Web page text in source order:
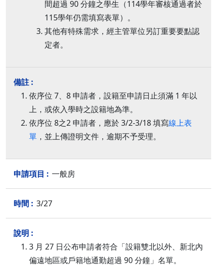
間超過 90 分鐘之學生（114學年審核通過者於
115學年仍需填寫表單）。
其他有特殊需求，經主管單位另訂重要要點認
定者。
依序位 7、8 申請者，設籍至申請日止須滿 1 年以
上，或依入學時之設籍地為準。
依序位 8之2 申請者，應於 3/2-3/18 填寫線上表
單 ，並上傳證明文件，逾期不予受理。
一般房
3/27
3 月 27 日公布申請者符合「設籍雙北以外、新北內
偏遠地區或戶籍地通勤超過 90 分鐘」名單。